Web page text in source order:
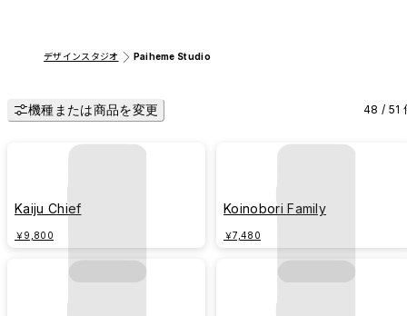
デザインスタジオ Paiheme Studio
機種または商品を変更 48 / 51
Kaiju Chief
￥9,800
Koinobori Family
￥7,480